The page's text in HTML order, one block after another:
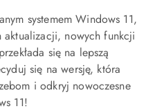
systemem Windows 11,
aktualizacji, nowych funkcji
się na lepszą
się na wersję, która
i odkryj nowoczesne
11!